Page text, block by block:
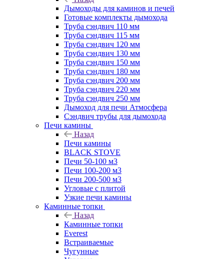
Дымоходы для каминов и печей
Готовые комплекты дымохода
Труба сэндвич 110 мм
Труба сэндвич 115 мм
Труба сэндвич 120 мм
Труба сэндвич 130 мм
Труба сэндвич 150 мм
Труба сэндвич 180 мм
Труба сэндвич 200 мм
Труба сэндвич 220 мм
Труба сэндвич 250 мм
Дымоход для печи Атмосфера
Сэндвич трубы для дымохода
Печи камины
Назад
Печи камины
BLACK STOVE
Печи 50-100 м3
Печи 100-200 м3
Печи 200-500 м3
Угловые с плитой
Узкие печи камины
Каминные топки
Назад
Каминные топки
Everest
Встраиваемые
Чугунные